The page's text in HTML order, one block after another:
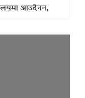
आउदैनन,